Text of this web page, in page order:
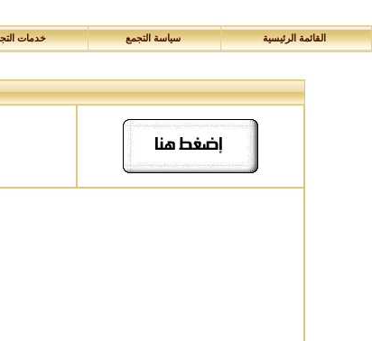
القائمة الرئيسية سياسة التجمع خدمات